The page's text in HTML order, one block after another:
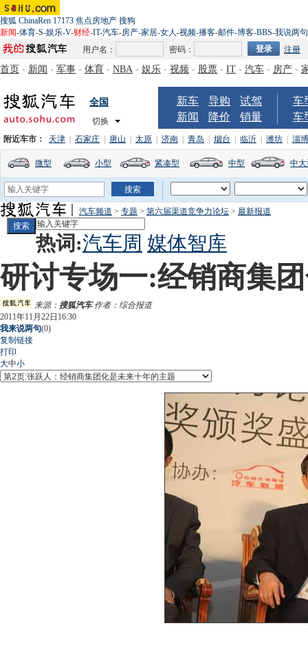
搜狐 ChinaRen 17173 焦点房地产 搜狗
新闻-体育-S-娱乐-V-财经-IT-汽车-房产-家居-女人-视频-播客-邮件-博客-BBS-我说两句
用户名：
密码： 注册
首页 - 新闻 - 军事 - 体育 - NBA - 娱乐 - 视频 - 股票 - IT - 汽车 - 房产 -
全国
切换
新车 导购
试驾
新闻
降价 销量
车
车
附近车市： 天津 石家庄 唐山 太原 济南 青岛 烟台 临沂 潍坊 淄博
微型 小型 紧凑型 中型 中
汽车频道 > 专题 > 第六届渠道竞争力论坛 > 最新报道
热词:汽车周 媒体智库
研讨专场一:经销商集
来源： 搜狐汽车作者：综合报道
2011年11月22日16:30
我来说两句(0)
复制链接
打印
大中小